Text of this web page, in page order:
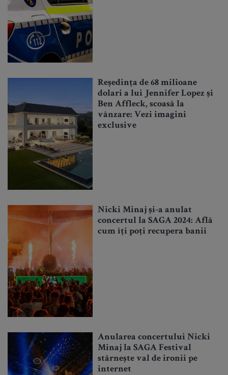
Reședința de 68 milioane
dolari a lui Jennifer Lopez și
Ben Affleck, scoasă la
vânzare: Vezi imagini
exclusive
Nicki Minaj și-a anulat
concertul la SAGA 2024: Află
cum îți poți recupera banii
Anularea concertului Nicki
Minaj la SAGA Festival
stârnește val de ironii pe
internet